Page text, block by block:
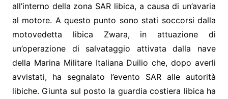
all’interno della zona SAR libica, a causa di un’avaria
al motore. A questo punto sono stati soccorsi dalla
motovedetta libica Zwara, in attuazione di
un’operazione di salvataggio attivata dalla nave
della Marina Militare Italiana Duilio che, dopo averli
avvistati, ha segnalato l’evento SAR alle autorità
libiche. Giunta sul posto la guardia costiera libica ha